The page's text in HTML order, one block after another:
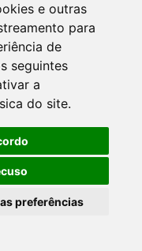
e outras
para
de
seguintes
a
do site.
preferências